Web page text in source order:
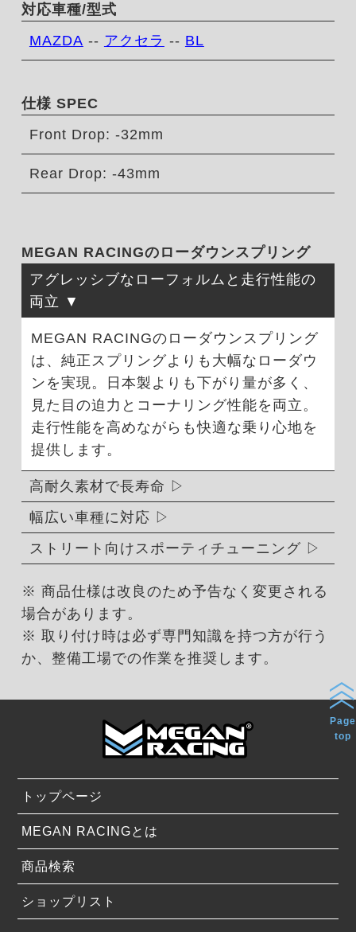
対応車種/型式
MAZDA -- アクセラ -- BL
仕様 SPEC
Front Drop: -32mm
Rear Drop: -43mm
MEGAN RACINGのローダウンスプリング
アグレッシブなローフォルムと走行性能の
両立
MEGAN RACINGのローダウンスプリング
は、純正スプリングよりも大幅なローダウ
ンを実現。日本製よりも下がり量が多く、
見た目の迫力とコーナリング性能を両立。
走行性能を高めながらも快適な乗り心地を
提供します。
高耐久素材で長寿命
幅広い車種に対応
ストリート向けスポーティチューニング
※ 商品仕様は改良のため予告なく変更される
場合があります。
※ 取り付け時は必ず専門知識を持つ方が行う
か、整備工場での作業を推奨します。
トップページ
MEGAN RACINGとは
商品検索
ショップリスト
Page
top